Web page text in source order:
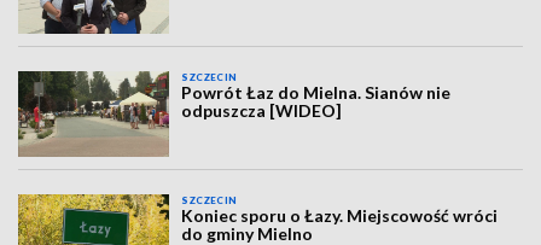
SZCZECIN
Powrót Łaz do Mielna. Sianów nie
odpuszcza [WIDEO]
SZCZECIN
Koniec sporu o Łazy. Miejscowość wróci
do gminy Mielno